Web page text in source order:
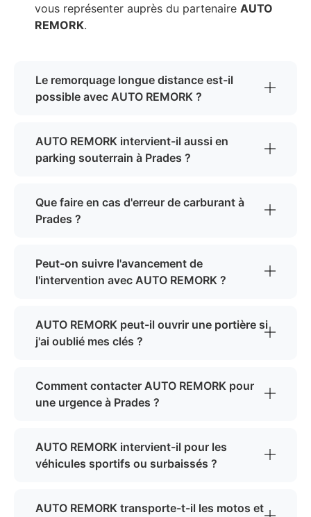
vous représenter auprès du partenaire AUTO
REMORK.
Le remorquage longue distance est-il
possible avec AUTO REMORK ?
AUTO REMORK intervient-il aussi en
parking souterrain à Prades ?
Que faire en cas d'erreur de carburant à
Prades ?
Peut-on suivre l'avancement de
l'intervention avec AUTO REMORK ?
AUTO REMORK peut-il ouvrir une portière si
j'ai oublié mes clés ?
Comment contacter AUTO REMORK pour
une urgence à Prades ?
AUTO REMORK intervient-il pour les
véhicules sportifs ou surbaissés ?
AUTO REMORK transporte-t-il les motos et